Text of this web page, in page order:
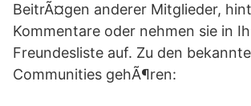
BeitrÃ¤gen anderer Mitglieder,
Kommentare oder nehmen sie in
Freundesliste auf. Zu den
Communities gehÃ¶ren: